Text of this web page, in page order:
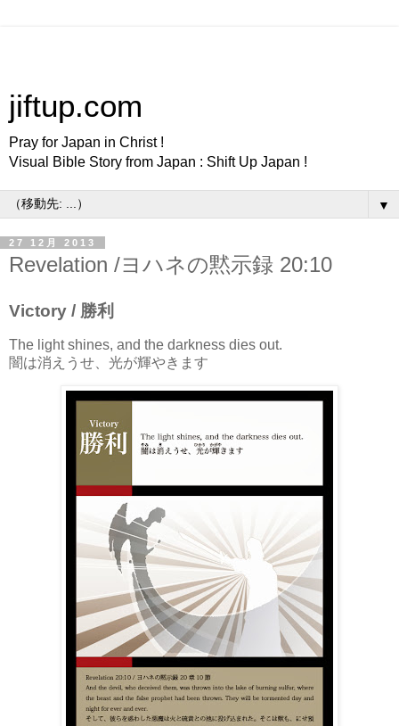
jiftup.com
Pray for Japan in Christ !
Visual Bible Story from Japan : Shift Up Japan !
▼
27 12月 2013
Revelation /ヨハネの黙示録 20:10
Victory / 勝利
The light shines, and the darkness dies out.
闇は消えうせ、光が輝やきます